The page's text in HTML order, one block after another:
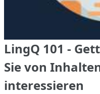
LingQ 101 -
Sie von
interessieren